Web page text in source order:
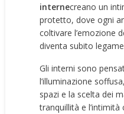
internecreano un
protetto, dove ogni
coltivare l’emozione
diventa subito
Gli interni sono
l’illuminazione
spazi e la scelta dei
tranquillità e